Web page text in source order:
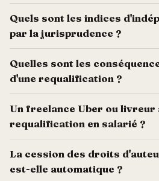
Quels sont les indices
par la jurisprudence ?
Quelles sont les
d'une requalification ?
Un freelance Uber ou
requalification en salarié ?
La cession des droits
est-elle automatique ?